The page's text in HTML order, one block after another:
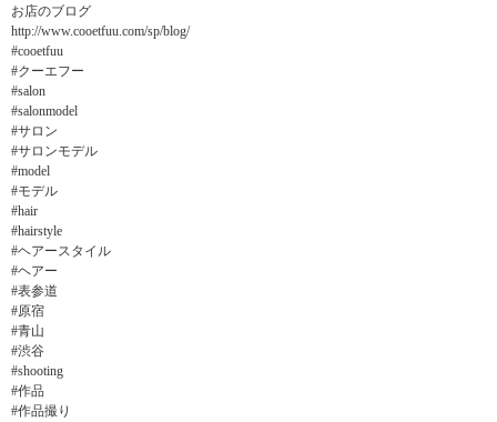
お店のブログ
http://www.cooetfuu.com/sp/blog/
#cooetfuu
#クーエフー
#salon
#salonmodel
#サロン
#サロンモデル
#model
#モデル
#hair
#hairstyle
#ヘアースタイル
#ヘアー
#表参道
#原宿
#青山
#渋谷
#shooting
#作品
#作品撮り